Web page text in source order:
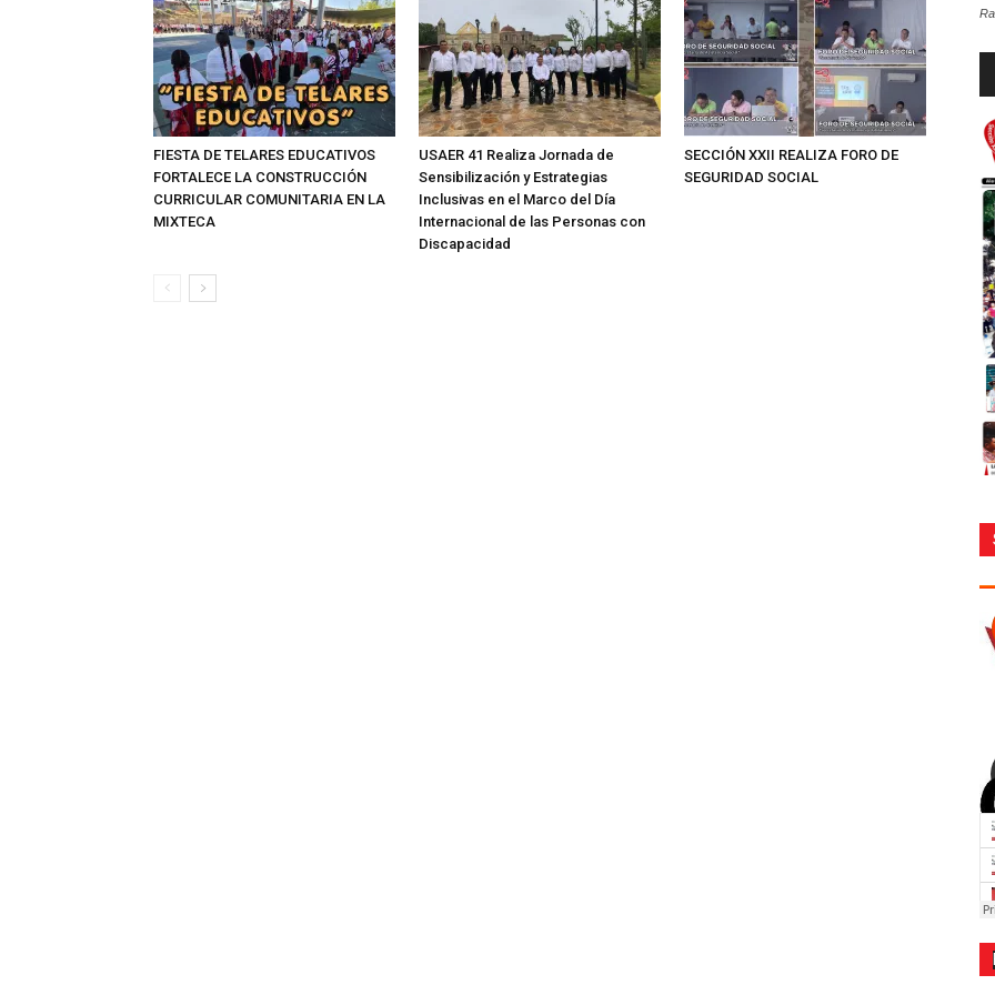
FIESTA DE TELARES EDUCATIVOS
FORTALECE LA CONSTRUCCIÓN
CURRICULAR COMUNITARIA EN LA
MIXTECA
USAER 41 Realiza Jornada de
Sensibilización y Estrategias
Inclusivas en el Marco del Día
Internacional de las Personas con
Discapacidad
SECCIÓN XXII REALIZA FORO DE
SEGURIDAD SOCIAL